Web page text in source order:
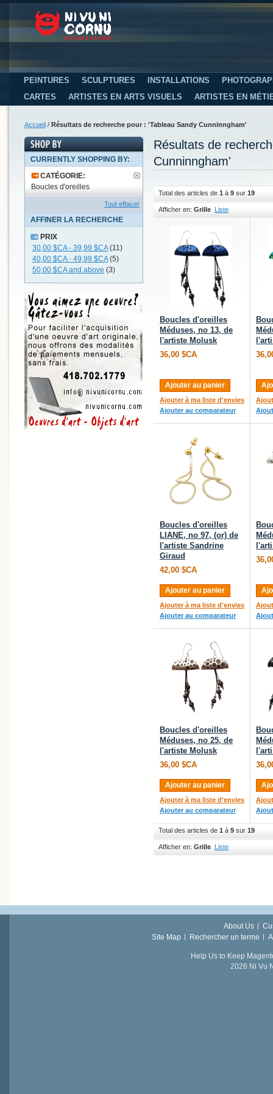
PEINTURES SCULPTURES INSTALLATIONS
CARTES
ARTISTES EN ARTS VISUELS ARTISTES EN
Accueil / Résultats de recherche pour : 'Tableau Sandy Cunninngham'
Résultats de
Cunninngham'
Total des articles de 1 à 9 sur 19
Afficher en: Grille Liste
Boucles d'oreilles
Méduses, no 13, de
l'artiste Molusk
36,00 $CA
Ajouter au panier
Ajouter à ma liste d'envies
Ajouter au comparateur
Boucles d'oreilles
LIANE, no 97, (or) de
l'artiste Sandrine
Giraud
42,00 $CA
Ajouter au panier
Ajouter à ma liste d'envies
Ajouter au comparateur
Boucles d'oreilles
Méduses, no 25, de
l'artiste Molusk
36,00 $CA
Ajouter au panier
Ajouter à ma liste d'envies
Ajouter au comparateur
Total des articles de 1 à 9 sur 19
Afficher en: Grille Liste
CURRENTLY SHOPPING BY:
CATÉGORIE:
Boucles d'oreilles
Tout effacer
AFFINER LA RECHERCHE
PRIX
30,00 $CA- 39,99 $CA(11)
40,00 $CA- 49,99 $CA(5)
50,00 $CAand above (3)
About Us
Site Map
Rechercher un terme
Help Us to Keep
2026 Ni Vu